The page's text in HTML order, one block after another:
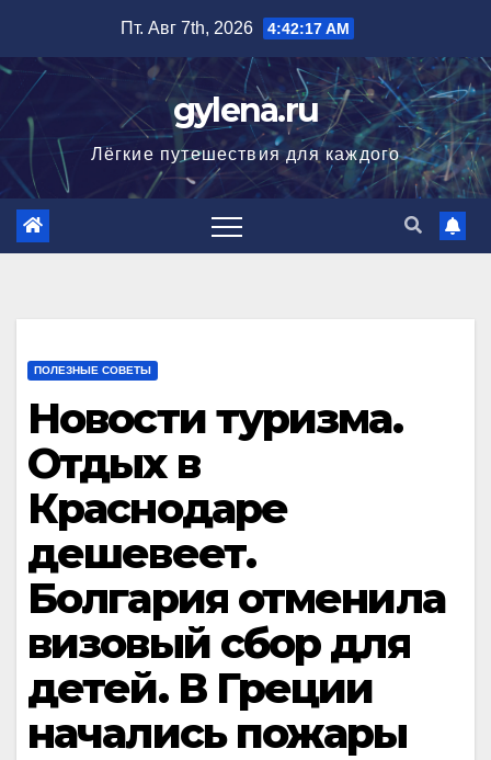
содержимому
Пт. Авг 7th, 2026 4:42:18 AM
gylena.ru
Лёгкие путешествия для каждого
ПОЛЕЗНЫЕ СОВЕТЫ
Новости туризма.
Отдых в
Краснодаре
дешевеет.
Болгария отменила
визовый сбор для
детей. В Греции
начались пожары